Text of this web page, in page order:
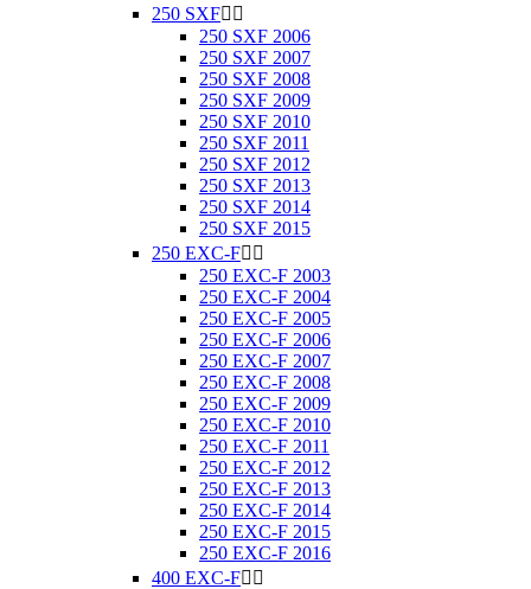
250 SXF 
250 SXF 2006
250 SXF 2007
250 SXF 2008
250 SXF 2009
250 SXF 2010
250 SXF 2011
250 SXF 2012
250 SXF 2013
250 SXF 2014
250 SXF 2015
250 EXC-F 
250 EXC-F 2003
250 EXC-F 2004
250 EXC-F 2005
250 EXC-F 2006
250 EXC-F 2007
250 EXC-F 2008
250 EXC-F 2009
250 EXC-F 2010
250 EXC-F 2011
250 EXC-F 2012
250 EXC-F 2013
250 EXC-F 2014
250 EXC-F 2015
250 EXC-F 2016
400 EXC-F 